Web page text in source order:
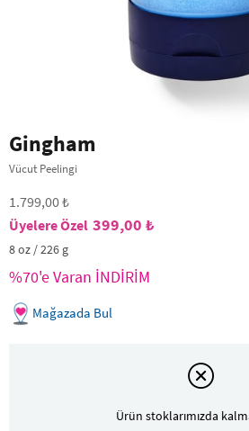
Gingham
Vücut Peelingi
1.799,00 ₺
399,00 ₺
8 oz / 226 g
%70'e Varan İNDİRİM
Mağazada Bul
Ürün stoklarımızda